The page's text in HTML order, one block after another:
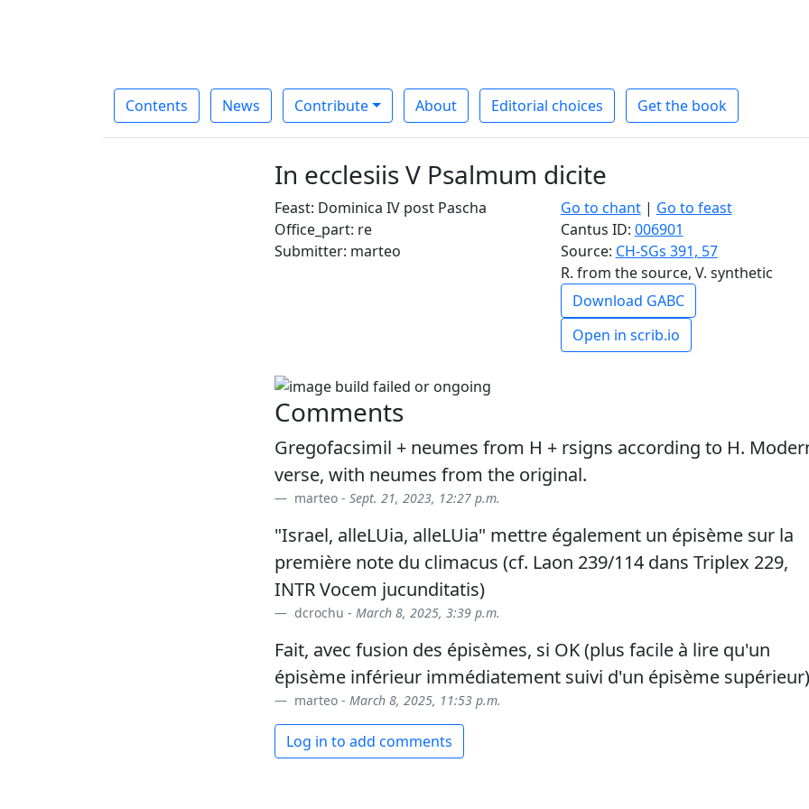
Contents News Contribute About Editorial choices Get the book
In ecclesiis V Psalmum dicite
Feast: Dominica IV post Pascha Go to chant| Go to feast
Office_part: re
Cantus ID: 006901
Submitter: marteo
Source: CH-SGs 391, 57
R. from the source, V. synthetic
Download GABC
Open in scrib.io
Comments
Gregofacsimil + neumes from H + rsigns according to H.
verse, with neumes from the original.
marteo - Sept. 21, 2023, 12:27 p.m.
"Israel, alleLUia, alleLUia" mettre également un épisème sur la
première note du climacus (cf. Laon 239/114 dans Triplex 229,
INTR Vocem jucunditatis)
dcrochu - March 8, 2025, 3:39 p.m.
Fait, avec fusion des épisèmes, si OK (plus facile à lire qu'un
épisème inférieur immédiatement suivi d'un épisème supérieur)
marteo - March 8, 2025, 11:53 p.m.
Log in to add comments